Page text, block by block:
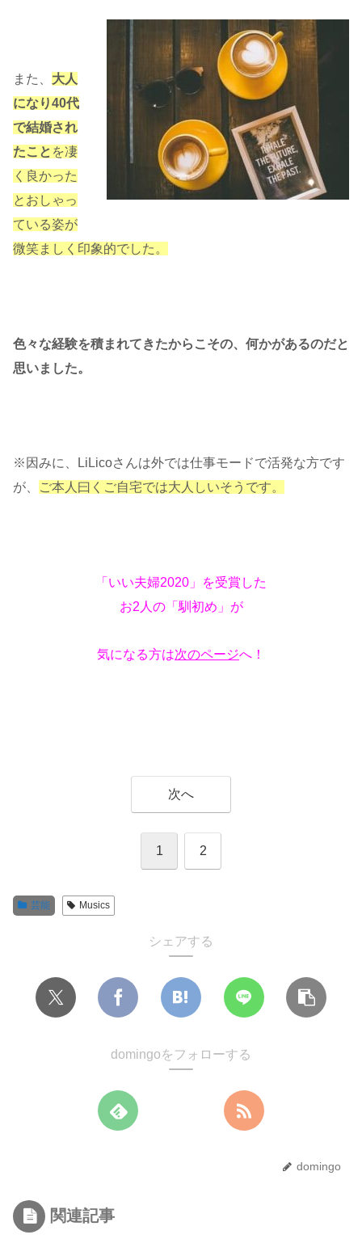
また、 大人
になり40代
で結婚され
たこと を凄
く良かった
とおしゃっ
ている姿が
微笑ましく印象的でした。
色々な経験を積まれてきたからこその、何かがあるのだと
思いました。
※因みに、LiLicoさんは外では仕事モードで活発な方です
が、
ご本人曰くご自宅では大人しいそうです。
「いい夫婦2020」を受賞した
お2人の「馴初め」が
気になる方は次のページへ！
次へ
1 2
芸能 Musics
シェアする
domingoをフォローする
domingo
関連記事